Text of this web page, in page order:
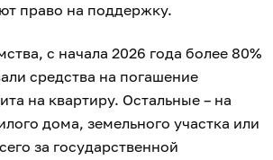
право на поддержку.
с начала 2026 года более 80%
средства на погашение
на квартиру. Остальные – на
дома, земельного участка или
за государственной